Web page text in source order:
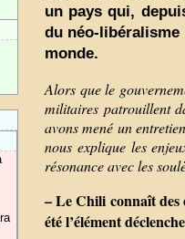
un pays qui,
du néo-
monde.
Alors que le
militaires patrouillent
avons mené un
nous explique les
résonance avec les
– Le Chili connaît des
été l’élément